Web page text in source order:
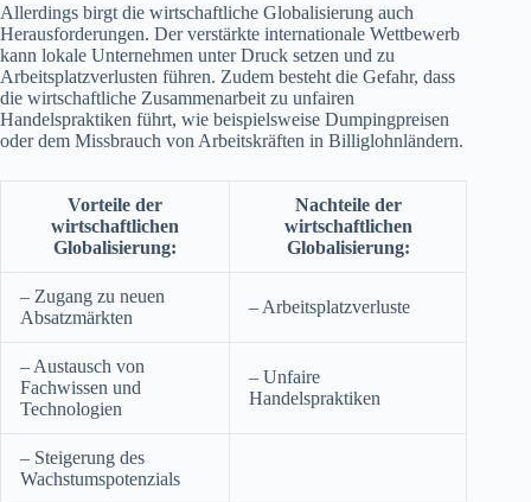
Allerdings birgt die wirtschaftliche Globalisierung auch
Herausforderungen. Der verstärkte internationale Wettbewerb
kann lokale Unternehmen unter Druck setzen und zu
Arbeitsplatzverlusten führen. Zudem besteht die Gefahr, dass
die wirtschaftliche Zusammenarbeit zu unfairen
Handelspraktiken führt, wie beispielsweise Dumpingpreisen
oder dem Missbrauch von Arbeitskräften in Billiglohnländern.
Vorteile der
wirtschaftlichen
Globalisierung:
Nachteile der
wirtschaftlichen
Globalisierung:
– Zugang zu neuen
Absatzmärkten
– Arbeitsplatzverluste
– Austausch von
Fachwissen und
Technologien
– Unfaire
Handelspraktiken
– Steigerung des
Wachstumspotenzials